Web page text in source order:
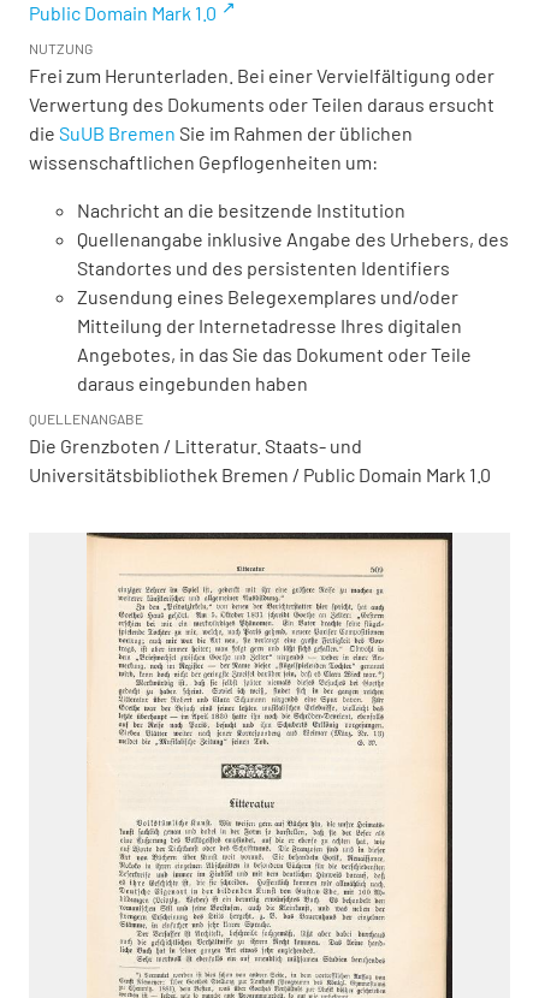
Public Domain Mark 1.0
NUTZUNG
Frei zum Herunterladen. Bei einer Vervielfältigung oder
Verwertung des Dokuments oder Teilen daraus ersucht
die SuUB Bremen Sie im Rahmen der üblichen
wissenschaftlichen Gepflogenheiten um:
Nachricht an die besitzende Institution
Quellenangabe inklusive Angabe des Urhebers, des
Standortes und des persistenten Identifiers
Zusendung eines Belegexemplares und/oder
Mitteilung der Internetadresse Ihres digitalen
Angebotes, in das Sie das Dokument oder Teile
daraus eingebunden haben
QUELLENANGABE
Die Grenzboten / Litteratur. Staats- und
Universitätsbibliothek Bremen / Public Domain Mark 1.0